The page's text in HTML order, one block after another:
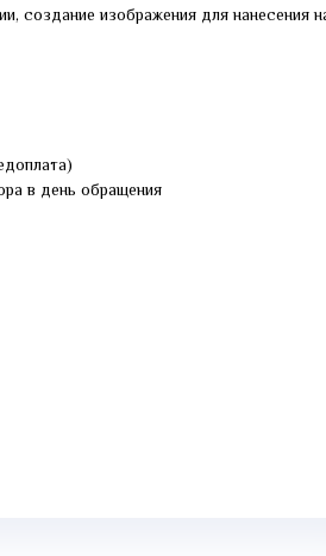
создание изображения для нанесения
в день обращения